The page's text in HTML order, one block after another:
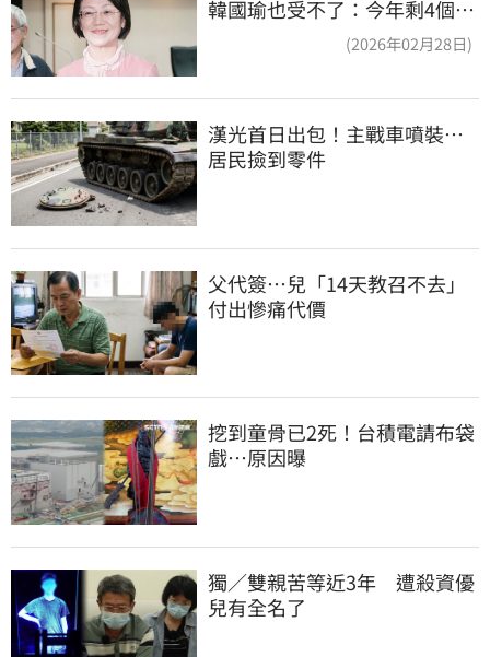
韓國瑜也受不了：今年剩4個月
(2026年02月28日)
漢光首日出包！主戰車噴裝…
居民撿到零件
父代簽…兒「14天教召不去」
付出慘痛代價
挖到童骨已2死！台積電請布袋
戲…原因曝
獨／雙親苦等近3年　遭殺資優
兒有全名了